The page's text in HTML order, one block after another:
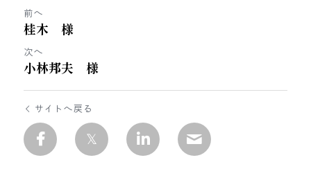
前へ
桂木 様
次へ
小林邦夫 様
サイトへ戻る